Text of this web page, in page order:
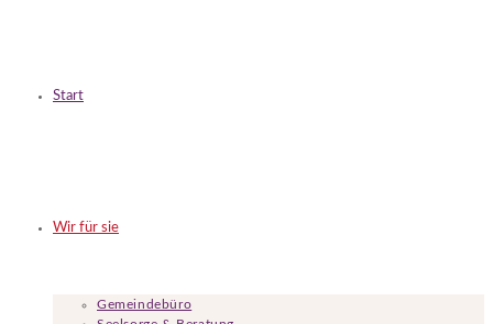
Start
Wir für sie
Gemeindebüro